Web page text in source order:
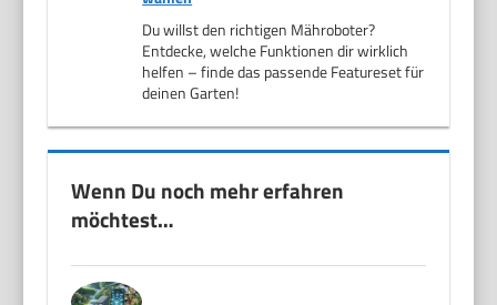
Du willst den richtigen Mähroboter?
Entdecke, welche Funktionen dir wirklich
helfen – finde das passende Featureset für
deinen Garten!
Wenn Du noch mehr erfahren
möchtest…